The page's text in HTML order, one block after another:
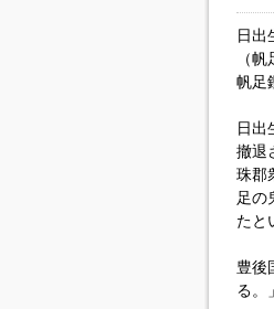
日出
（
帆足
日出
撤退
珠郡
足の
たと
豊後
る。